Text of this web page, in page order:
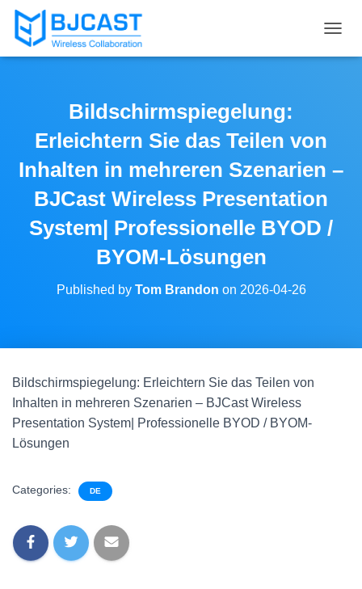
O
T
Bildschirmspiegelung:
Erleichtern Sie das Teilen von
Inhalten in mehreren Szenarien –
BJCast Wireless Presentation
System| Professionelle BYOD /
BYOM-Lösungen
Published by Tom Brandon on 2026-04-26
Bildschirmspiegelung: Erleichtern Sie das Teilen von
Inhalten in mehreren Szenarien – BJCast Wireless
Presentation System| Professionelle BYOD / BYOM-
Lösungen
Categories: DE